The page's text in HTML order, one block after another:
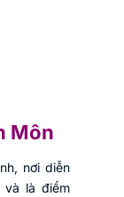
Môn
nơi diễn
và là điểm